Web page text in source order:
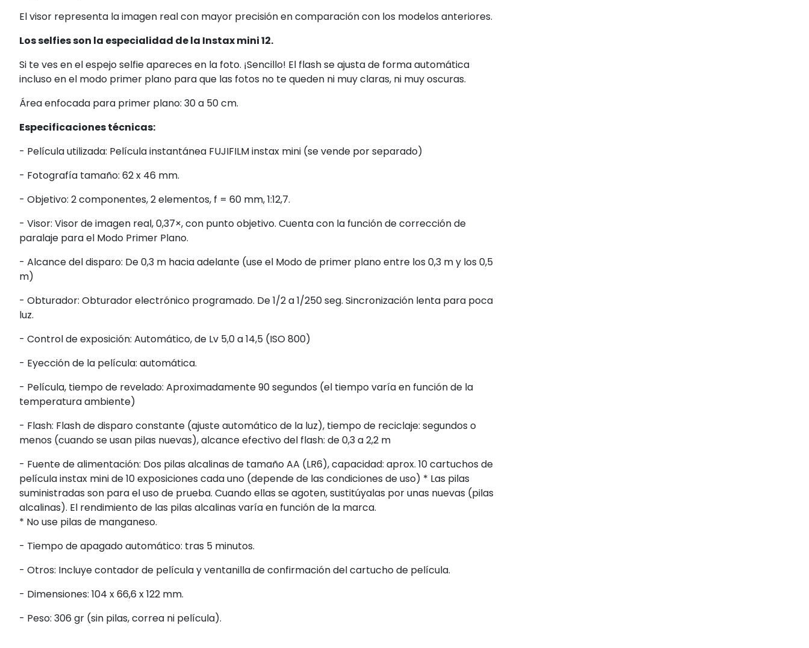
El visor representa la imagen real con mayor precisión en comparación con los modelos anteriores.
Los selfies son la especialidad de la Instax mini 12.
Si te ves en el espejo selfieapareces en la foto. ¡Sencillo! El flash se ajusta de forma automática
incluso en el modo primer plano para que las fotos no te queden ni muy claras, ni muy oscuras.
Área enfocada para primer plano: 30 a 50 cm.
Especificaciones técnicas:
- Película utilizada: Película instantánea FUJIFILM instax mini (se vende por separado)
- Fotografía tamaño: 62 x 46 mm.
- Objetivo: 2 componentes, 2 elementos, f = 60 mm, 1:12,7.
- Visor: Visor de imagen real, 0,37×, con punto objetivo. Cuenta con la función de corrección de
paralaje para el Modo Primer Plano.
- Alcance del disparo: De 0,3 m hacia adelante (use el Modo de primer plano entre los 0,3 m y los 0,5
m)
- Obturador: Obturador electrónico programado. De 1/2 a 1/250 seg. Sincronización lenta para poca
luz.
- Control de exposición: Automático, de Lv 5,0 a 14,5 (ISO 800)
- Eyección de la película: automática.
- Película, tiempo de revelado: Aproximadamente 90 segundos (el tiempo varía en función de la
temperatura ambiente)
- Flash: Flash de disparo constante (ajuste automático de la luz), tiempo de reciclaje: segundos o
menos (cuando se usan pilas nuevas), alcance efectivo del flash: de 0,3 a 2,2 m
- Fuente de alimentación: Dos pilas alcalinas de tamaño AA (LR6), capacidad: aprox. 10 cartuchos de
película instax mini de 10 exposiciones cada uno (depende de las condiciones de uso) * Las pilas
suministradas son para el uso de prueba. Cuando ellas se agoten, sustitúyalas por unas nuevas (pilas
alcalinas). El rendimiento de las pilas alcalinas varía en función de la marca.
* No use pilas de manganeso.
- Tiempo de apagado automático: tras 5 minutos.
- Otros: Incluye contador de película y ventanilla de confirmación del cartucho de película.
- Dimensiones: 104 x 66,6 x 122 mm.
- Peso: 306 gr (sin pilas, correa ni película).